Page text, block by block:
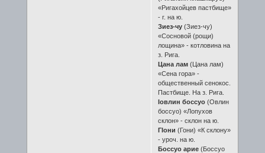
«Ригахойцев пастбище»
- г. на ю.
Зиез-чу(Зиез-чу)
«Сосновой (рощи)
лощина» - котловина на
з. Рига.
Цана лам(Цана лам)
«Сена гора» -
общественный сенокос.
Пастбище. На з. Рига.
Iовлин боссуо (Овлин
боссуо) «Лопухов
склон» - склон на ю.
ГIони (Гони) «К склону»
- уроч. на ю.
Боссуо арие(Боссуо